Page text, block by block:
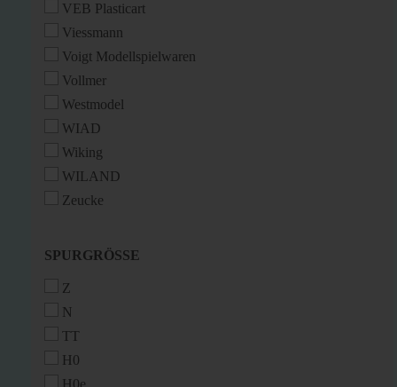
VEB Plasticart
Viessmann
Voigt Modellspielwaren
Vollmer
Westmodel
WIAD
Wiking
WILAND
Zeucke
SPURGRÖSSE
SPURGRÖSSE
Z
N
TT
H0
H0e